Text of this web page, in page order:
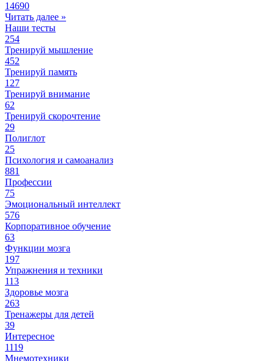
14690
Читать далее »
Наши тесты
254
Тренируй мышление
452
Тренируй память
127
Тренируй внимание
62
Тренируй скорочтение
29
Полиглот
25
Психология и самоанализ
881
Профессии
75
Эмоциональный интеллект
576
Корпоративное обучение
63
Функции мозга
197
Упражнения и техники
113
Здоровье мозга
263
Тренажеры для детей
39
Интересное
1119
Мнемотехники